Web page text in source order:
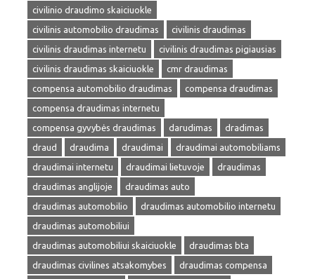
civilinio draudimo skaiciuokle
civilinis automobilio draudimas
civilinis draudimas
civilinis draudimas internetu
civilinis draudimas pigiausias
civilinis draudimas skaiciuokle
cmr draudimas
compensa automobilio draudimas
compensa draudimas
compensa draudimas internetu
compensa gyvybės draudimas
darudimas
dradimas
draud
draudima draudimai
draudimai automobiliams
draudimai internetu
draudimai lietuvoje
draudimas
draudimas anglijoje
draudimas auto
draudimas automobilio
draudimas automobilio internetu
draudimas automobiliui
draudimas automobiliui skaiciuokle
draudimas bta
draudimas civilines atsakomybes
draudimas compensa